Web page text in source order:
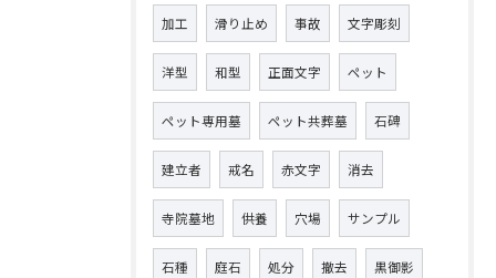
加工 滑り止め 事故 文字彫刻
洋型 和型 正面文字 ペット
ペット専用墓 ペット共葬墓 石碑
建立者 戒名 赤文字 消去
寺院墓地 供養 穴場 サンプル
石種 庭石 処分 撤去 黒御影